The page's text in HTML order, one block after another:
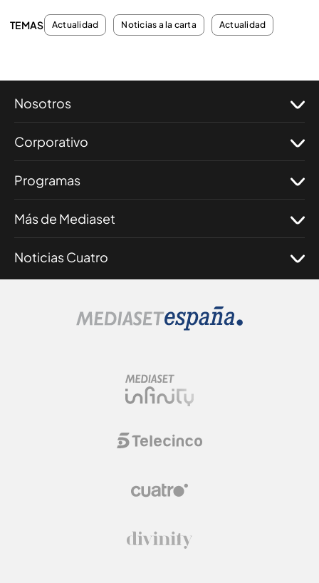
TEMAS Actualidad Noticias a la carta Actualidad
Nosotros
Corporativo
Programas
Más de Mediaset
Noticias Cuatro